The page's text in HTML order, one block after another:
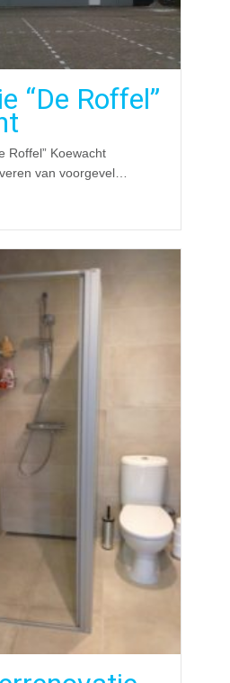
“De Roffel”
Roffel” Koewacht
van voorgevel…
“De Roffel” Koewacht